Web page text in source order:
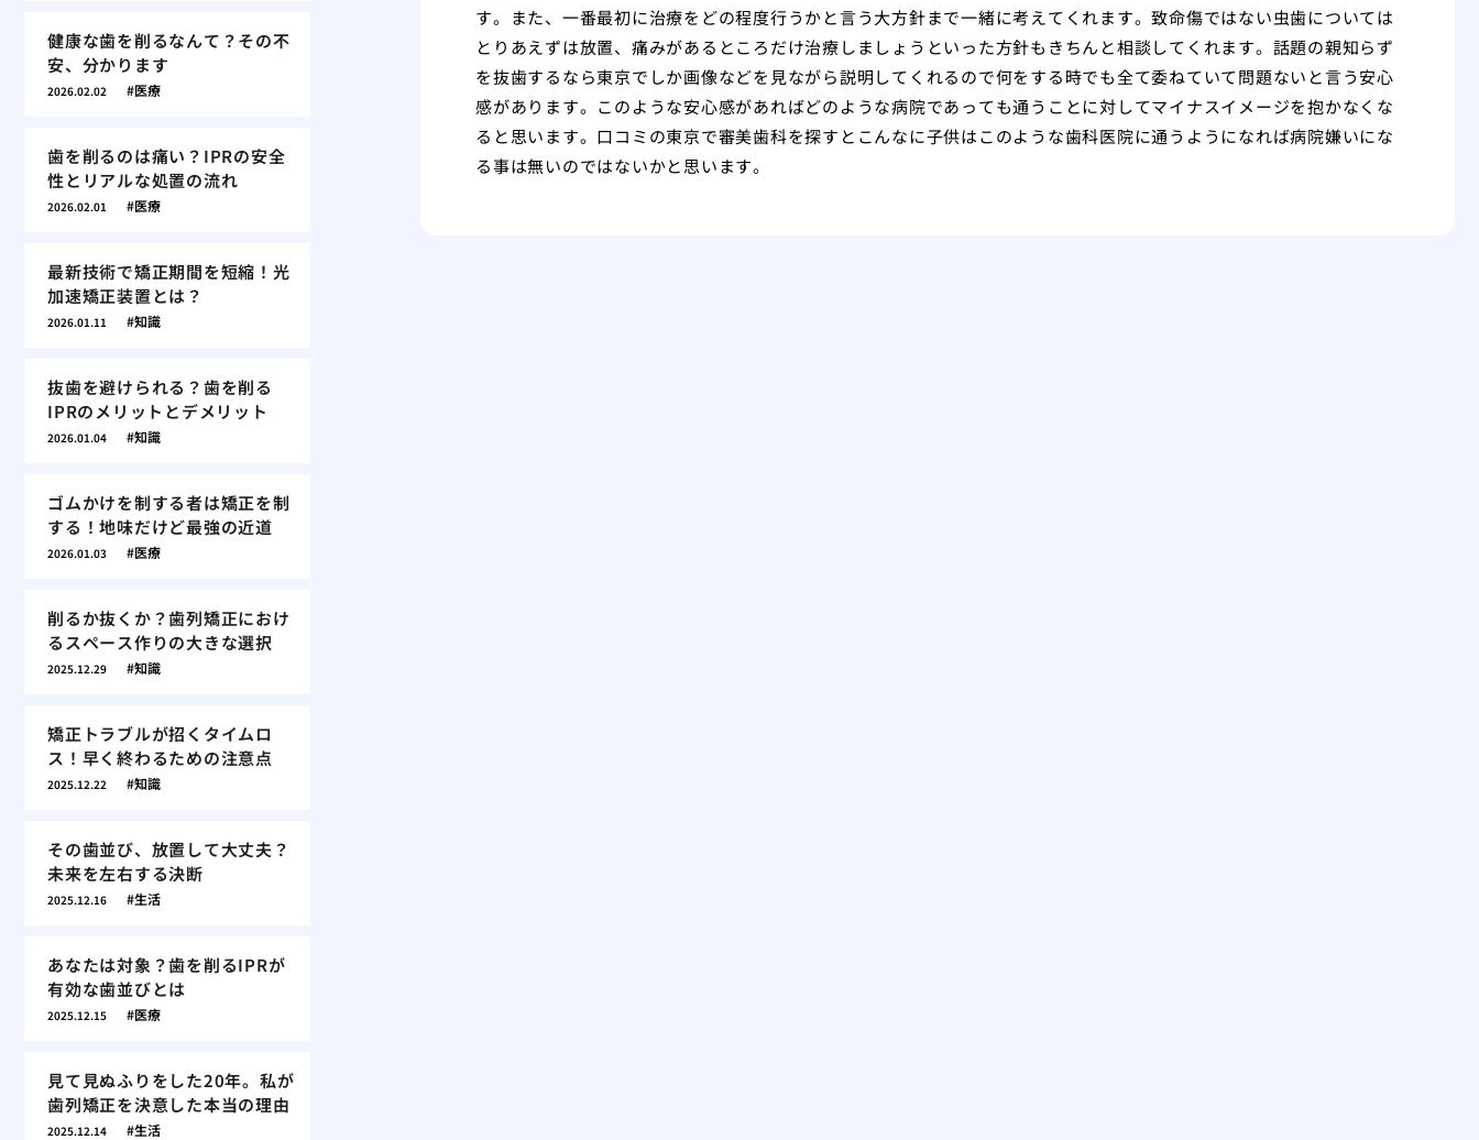
す。また、一番最初に治療をどの程度行うかと言う大方針まで一緒に考えてくれます。致命傷ではない虫歯については
とりあえずは放置、痛みがあるところだけ治療しましょうといった方針もきちんと相談してくれます。話題の親知らず
を抜歯するなら東京でしか画像などを見ながら説明してくれるので何をする時でも全て委ねていて問題ないと言う安心
感があります。このような安心感があればどのような病院であっても通うことに対してマイナスイメージを抱かなくな
ると思います。口コミの東京で審美歯科を探すとこんなに子供はこのような歯科医院に通うようになれば病院嫌いにな
る事は無いのではないかと思います。
健康な歯を削るなんて？その不
安、分かります
2026.02.02 医療
歯を削るのは痛い？IPRの安全
性とリアルな処置の流れ
2026.02.01 医療
最新技術で矯正期間を短縮！光
加速矯正装置とは？
2026.01.11 知識
抜歯を避けられる？歯を削る
IPRのメリットとデメリット
2026.01.04 知識
ゴムかけを制する者は矯正を制
する！地味だけど最強の近道
2026.01.03 医療
削るか抜くか？歯列矯正におけ
るスペース作りの大きな選択
2025.12.29 知識
矯正トラブルが招くタイムロ
ス！早く終わるための注意点
2025.12.22 知識
その歯並び、放置して大丈夫？
未来を左右する決断
2025.12.16 生活
あなたは対象？歯を削るIPRが
有効な歯並びとは
2025.12.15 医療
見て見ぬふりをした20年。私が
歯列矯正を決意した本当の理由
2025.12.14 生活